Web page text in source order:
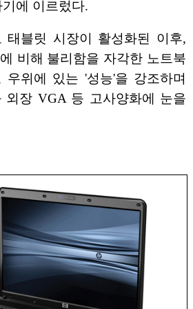
에 이르렀다.
태블릿 시장이 활성화된 이후,
비해 불리함을 자각한 노트북
우위에 있는 '성능'을 강조하며
외장 VGA 등 고사양화에 눈을